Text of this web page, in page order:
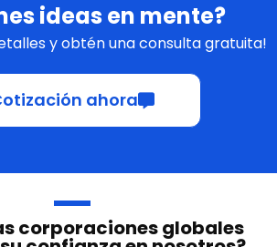
ideas en mente?
y obtén una consulta gratuita!